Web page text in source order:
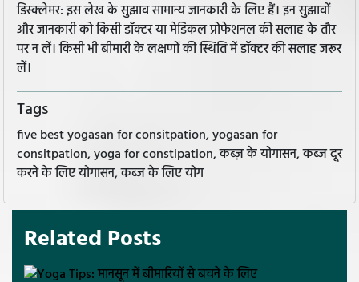
डिस्क्लेमर: इस लेख के सुझाव सामान्य जानकारी के लिए हैं। इन सुझावों
और जानकारी को किसी डॉक्टर या मेडिकल प्रोफेशनल की सलाह के तौर
पर न लें। किसी भी बीमारी के लक्षणों की स्थिति में डॉक्टर की सलाह जरूर
लें।
Tags
five best yogasan for consitpation, yogasan for
consitpation, yoga for constipation, कब्ज़ के योगासन, कब्ज दूर
करने के लिए योगासन, कब्ज के लिए योग
Related Posts